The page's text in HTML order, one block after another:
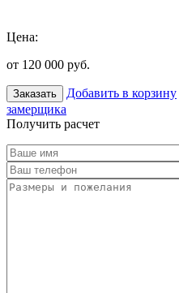
Цена:
от 120 000 руб.
Заказать Добавить в корзину
замерщика
Получить расчет